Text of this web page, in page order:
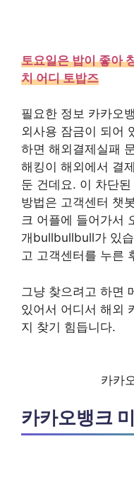
토요일은 밥이 좋아
치 어디 토밥즈
필요한 정보 카카오
외사용 잠금이 되어
하면 해외결제실패
해킹이 해외에서 결
둔 건데요. 이 차단
방법은 고객센터 챗
크 어플에 들어가서
개bullbullbull가 있
고 고객센터를 누른
그냥 찾으려고 하면
있어서 어디서 해외
지 찾기 힘듭니다.
카카
카카오뱅크